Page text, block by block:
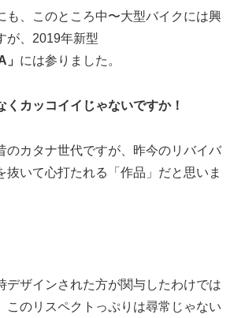
も、このところ中〜大型バイクには興
が、2019年新型
には参りました。
くカッコイイじゃないですか！
のカタナ世代ですが、昨今のリバイバ
抜いて心打たれる「作品」だと思いま
ザインされた方が関与したわけでは
このリスペクトっぷりは尋常じゃない